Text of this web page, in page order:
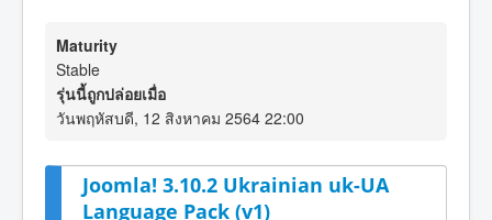
Maturity
Stable
รุ่นนี้ถูกปล่อยเมื่อ
วันพฤหัสบดี, 12 สิงหาคม 2564 22:00
Joomla! 3.10.2 Ukrainian uk-UA
Language Pack (v1)